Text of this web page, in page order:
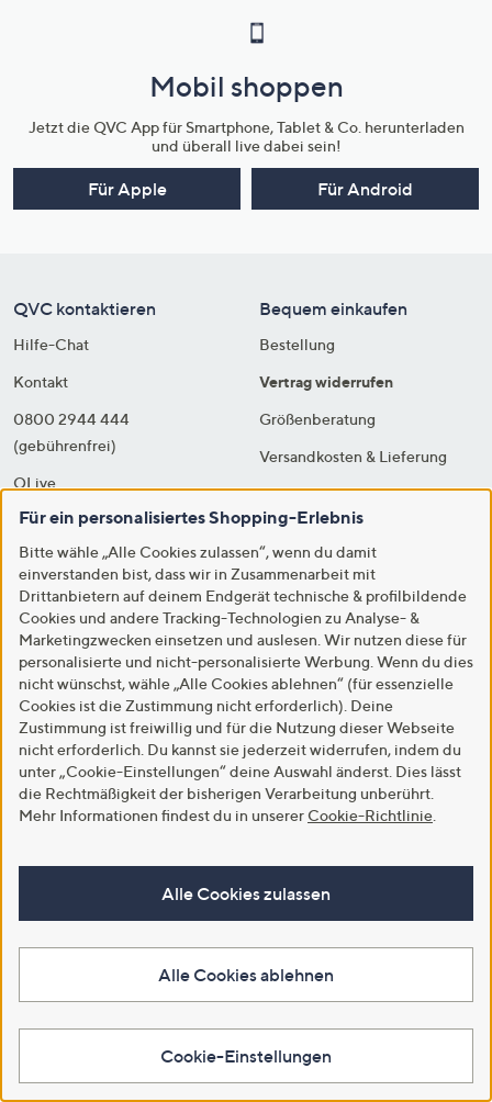
Mobil shoppen
Jetzt die QVC App für Smartphone, Tablet & Co. herunterladen
und überall live dabei sein!
Für Apple Für Android
QVC kontaktieren
Hilfe-Chat
Kontakt
0800 2944 444
(gebührenfrei)
QLive
Presse
Lieferanten
Produktrückruf
Bequem einkaufen
Bestellung
Vertrag widerrufen
Größenberatung
Versandkosten & Lieferung
Bezahlung
Rücksendung & Entsorgung
Sicherheit & Datenschutz
FAQs - Häufige Fragen
Hilfe & Service
Beschwerde/ Streitschlichtung
Nichts verpassen
INSIDER Magazin
TV-Programm
Über uns
Unternehmen
Das alles ist QVC
Karriere
TV-Empfang
Für ein personalisiertes Shopping-Erlebnis
Bitte wähle „Alle Cookies zulassen“, wenn du damit
einverstanden bist, dass wir in Zusammenarbeit mit
Drittanbietern auf deinem Endgerät technische & profilbildende
Cookies und andere Tracking-Technologien zu Analyse- &
Marketingzwecken einsetzen und auslesen. Wir nutzen diese für
personalisierte und nicht-personalisierte Werbung. Wenn du dies
nicht wünschst, wähle „Alle Cookies ablehnen“ (für essenzielle
Cookies ist die Zustimmung nicht erforderlich). Deine
Zustimmung ist freiwillig und für die Nutzung dieser Webseite
nicht erforderlich. Du kannst sie jederzeit widerrufen, indem du
unter „Cookie-Einstellungen“ deine Auswahl änderst. Dies lässt
die Rechtmäßigkeit der bisherigen Verarbeitung unberührt.
Mehr Informationen findest du in unserer Cookie-Richtlinie
Alle Cookies zulassen
Alle Cookies ablehnen
Cookie-Einstellungen